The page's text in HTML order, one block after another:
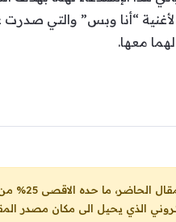
لأغنية “أنا وبس” والتي
معها.
مجموع المقال، شرط: ذكر اسم المؤلف والناشر ووضع رابط
الذي يحيل الى مكان مصدر